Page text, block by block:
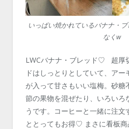
いっぱい焼かれているバナナ・
なくw
LWCバナナ・ブレッド♡ 超厚
ドはしっとりとしていて、ア
が入って甘さもいい塩梅。砂糖
節の果物を混ぜたり、いろいろ
うです。コーヒーと一緒に注文
ととってもお得♡ まさに看板商